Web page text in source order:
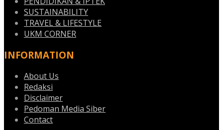
SUSTAINABILITY
TRAVEL & LIFESTYLE
UKM CORNER
INFORMATION
About Us
Redaksi
Disclaimer
Pedoman Media Siber
Contact